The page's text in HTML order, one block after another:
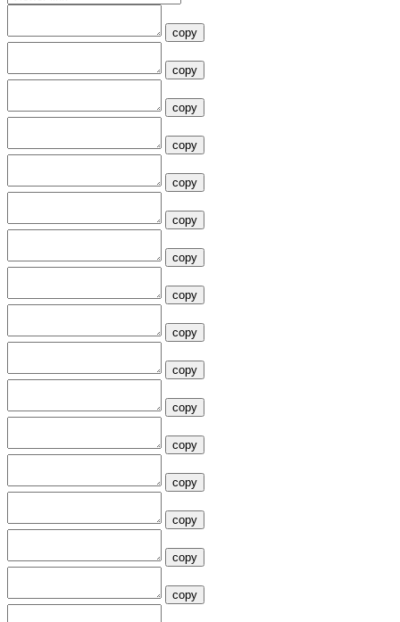
copy
copy
copy
copy
copy
copy
copy
copy
copy
copy
copy
copy
copy
copy
copy
copy